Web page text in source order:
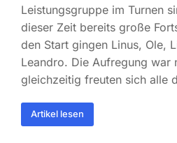
Leistungsgruppe im Turnen
dieser Zeit bereits große
den Start gingen Linus, Ole,
Leandro. Die Aufregung war
gleichzeitig freuten sich alle
Artikel lesen